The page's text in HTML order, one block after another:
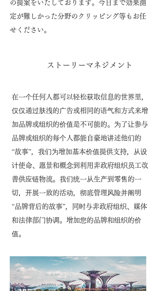
の提案をいたしております。今日まで効果測
定が難しかった分野のクリッピング等もお任
せください。
​ストーリーマネジメント
在一个任何人都可以轻松获取信息的世界里，
仅仅通过肤浅的广告或相同的语气和方式来增
加品牌或组织的价值是不可能的。为了让参与
品牌或组织的每个人都能自豪地讲述他们的
“故事”，我们为增加基本价值提供支持，从设
计使命、愿景和概念到利用非政府组织员工改
善供应链物流。我们统一从生产到零售的一
切，开展一致的活动，彻底管理风险并阐明
“品牌背后的故事”，同时与非政府组织、媒体
和法律部门协调。增加您的品牌和组织的价
值。